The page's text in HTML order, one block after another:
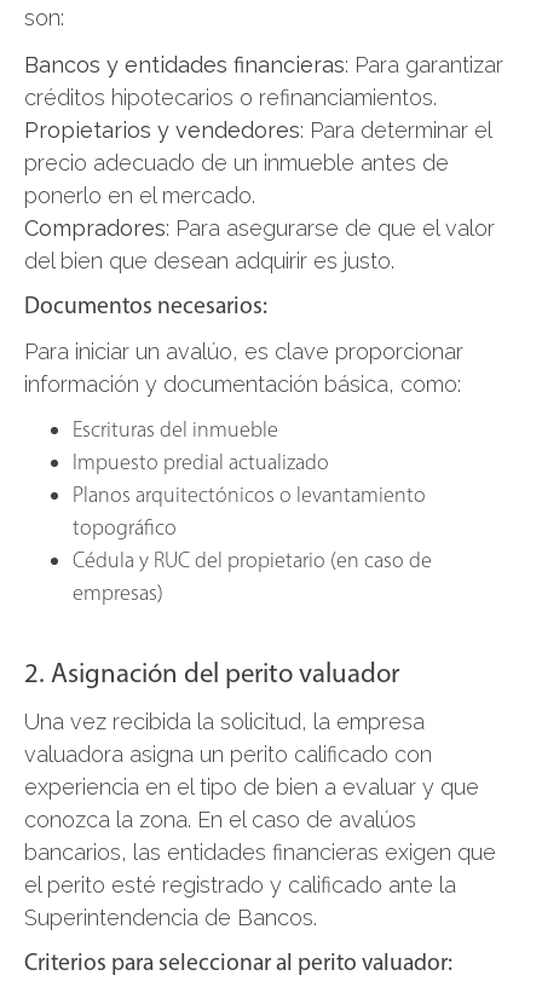
son:
Bancos y entidades financieras: Para garantizar
créditos hipotecarios o refinanciamientos.
Propietarios y vendedores: Para determinar el
precio adecuado de un inmueble antes de
ponerlo en el mercado.
Compradores: Para asegurarse de que el valor
del bien que desean adquirir es justo.
Documentos necesarios:
Para iniciar un avalúo, es clave proporcionar
información y documentación básica, como:
Escrituras del inmueble
Impuesto predial actualizado
Planos arquitectónicos o levantamiento
topográfico
Cédula y RUC del propietario (en caso de
empresas)
2. Asignación del perito valuador
Una vez recibida la solicitud, la empresa
valuadora asigna un perito calificado con
experiencia en el tipo de bien a evaluar y que
conozca la zona. En el caso de avalúos
bancarios, las entidades financieras exigen que
el perito esté registrado y calificado ante la
Superintendencia de Bancos.
Criterios para seleccionar al perito valuador: